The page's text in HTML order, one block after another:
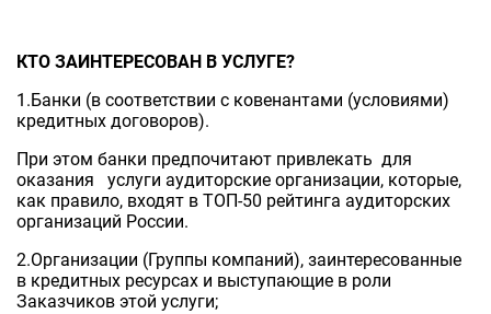
КТО ЗАИНТЕРЕСОВАН В УСЛУГЕ?
1.Банки (в соответствии с ковенантами (условиями)
кредитных договоров).
При этом банки предпочитают привлекать для
оказания услуги аудиторские организации, которые,
как правило, входят в ТОП-50 рейтинга аудиторских
организаций России.
2.Организации (Группы компаний), заинтересованные
в кредитных ресурсах и выступающие в роли
Заказчиков этой услуги;